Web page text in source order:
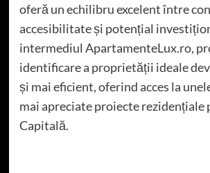
oferă un echilibru excelent între
accesibilitate și potențial
intermediul ApartamenteLux.ro,
identificare a proprietății ideale
și mai eficient, oferind acces la
mai apreciate proiecte rezidențiale
Capitală.